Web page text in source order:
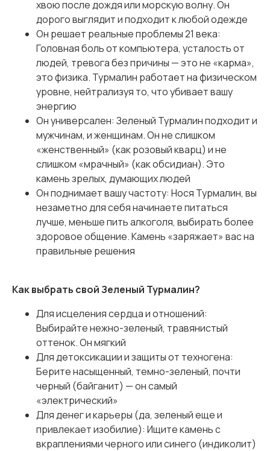
хвою после дождя или морскую волну. Он
дорого выглядит и подходит к любой одежде
Он решает реальные проблемы 21 века:
Головная боль от компьютера, усталость от
людей, тревога без причины — это не «карма»,
это физика. Турмалин работает на физическом
уровне, нейтрализуя то, что убивает вашу
энергию
Он универсален: Зеленый Турмалин подходит и
мужчинам, и женщинам. Он не слишком
«женственный» (как розовый кварц) и не
слишком «мрачный» (как обсидиан). Это
камень зрелых, думающих людей
Он поднимает вашу частоту: Нося Турмалин, вы
незаметно для себя начинаете питаться
лучше, меньше пить алкоголя, выбирать более
здоровое общение. Камень «заряжает» вас на
правильные решения
Как выбрать свой Зеленый Турмалин?
Для исцеления сердца и отношений:
Выбирайте нежно-зеленый, травянистый
оттенок. Он мягкий
Для детоксикации и защиты от техногена:
Берите насыщенный, темно-зеленый, почти
черный (байганит) — он самый
«электрический»
Для денег и карьеры (да, зеленый еще и
привлекает изобилие): Ищите камень с
вкраплениями черного или синего (индиколит)